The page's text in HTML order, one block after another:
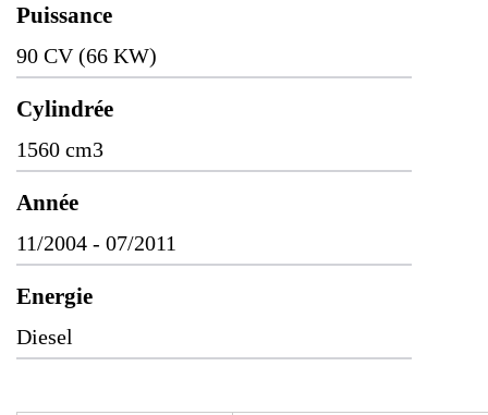
Puissance
90 CV (66 KW)
Cylindrée
1560 cm3
Année
11/2004 - 07/2011
Energie
Diesel